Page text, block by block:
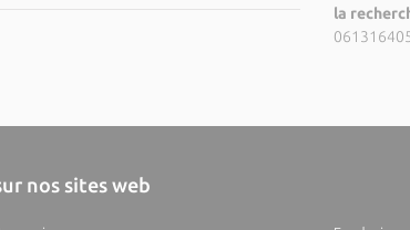
la
nos sites web